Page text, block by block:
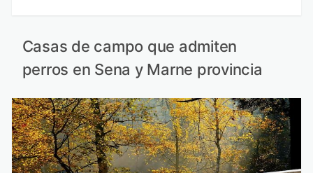
Casas de campo que admiten
perros en Sena y Marne provincia